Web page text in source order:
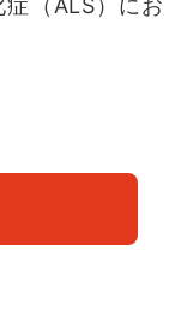
（ALS）にお